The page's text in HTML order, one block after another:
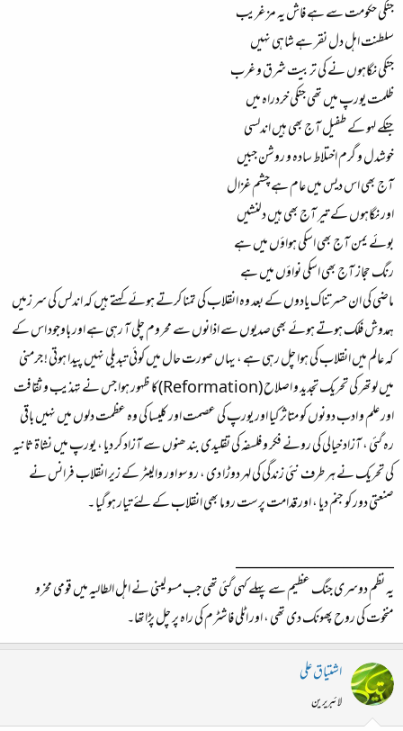
جنکی حکومت سے ہے فاش یہ مز غریب
سلطنت اہل دل نقر ہے شاہی نہیں
جنکی نگاہوں نے کی تربیت شرق و غرب
ظلمت یورپ میں تھی جنکی خردراہ میں
جنکے لہو کے طفیل آج بھی ہیں اندلسی
خوشدل و گرم اختلاط سادہ و روشن جبیں
آج بھی اس دیس میں عام ہے چشم غزال
اور نگاہوں کے تیر آج بھی ہیں دلنشیں
بوئے یمن آج بھی اسکی ہواؤں میں ہے
رنگ حجاز آج بھی اسکی نواؤں میں ہے
ماضی کی ان حسرتناک یادوں کے بعد وہ انقلاب کی تمنا کرتے ہوئے کہتے ہیں کہ اندلس کی سر زمیں
ہمدوش فلک ہوتے ہوئے بھی صدیوں سے اذانوں سے محروم چلی آ رہی ہے اور باوجود اس کے
کہ عالم میں انقلاب کی ہوا چل رہی ہے ، یہاں صورت حال میں کوئي تبدیلی نہیں پیدا ہوتی ! جرمنی
میں لوتھر کی تحریک تجدید و اصلاح (Reformation)کا ظہور ہوا جس نے تہذیب و ثقافت
اور علم و ادب دونوں کو متاثر کیا اور یورپ کی عصمت اور کلیسا کی وہ عظمت دلوں میں نہیں باقی
رہ گئی ، آزاد خیالی کی رونے فکر و فلسفہ کی تقلیدی بند ھنوں سے آزاد کر دیا ، یورپ میں نشاۃ ثانیہ
کی تحریک نے ہر طرف نئی زندگی کی لہر دوڑا دی ، روسو اور والیٹر کے زیر انقلاب فرانس نے
صنعتی دور کو جنم دیا ، اور قدامت پرست روما بھی انقلاب کے لئے تیار ہو گيا ۔
______________________
یہ نظم دوسری جنگ عظیم سے پہلے کہی گئی تھی جب مسو لینی نے اہل الطالیہ میں قومی مخرو
منخوت کی روح پھونک دی تھی ، اور اٹلی فاشٹرم کی راہ پر چل پڑاتھا۔
اشتیاق علی
لائبریرین